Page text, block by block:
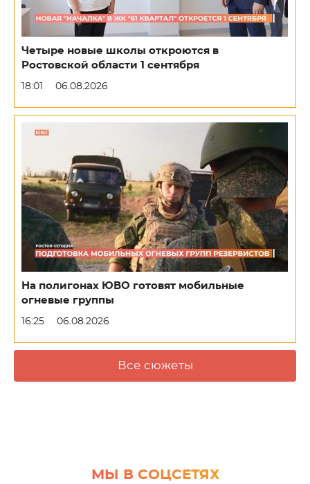
Четыре новые школы откроются в
Ростовской области 1 сентября
18:01 06.08.2026
На полигонах ЮВО готовят мобильные
огневые группы
16:25 06.08.2026
Все сюжеты
МЫ В СОЦСЕТЯХ